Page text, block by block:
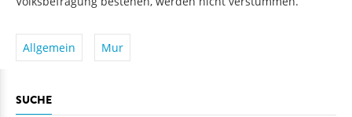
Allgemein Mur
SUCHE